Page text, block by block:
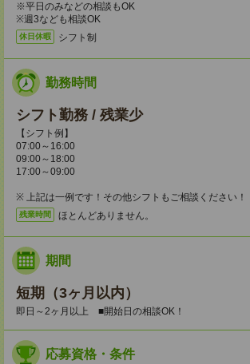
※平日のみなどの相談もOK
※週3なども相談OK
休日休暇 シフト制
勤務時間
シフト勤務 / 残業少
【シフト例】
07:00～16:00
09:00～18:00
17:00～09:00
※ 上記は一例です！その他シフトもご相談ください！
残業時間 ほとんどありません。
期間
短期（3ヶ月以内）
即日～2ヶ月以上 ■開始日の相談OK！
応募資格・条件